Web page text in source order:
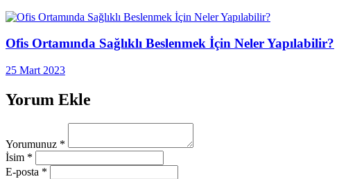
Ofis Ortamında Sağlıklı Beslenmek İçin Neler Yapılabilir?
25 Mart 2023
Yorum Ekle
Yorumunuz *
İsim *
E-posta *